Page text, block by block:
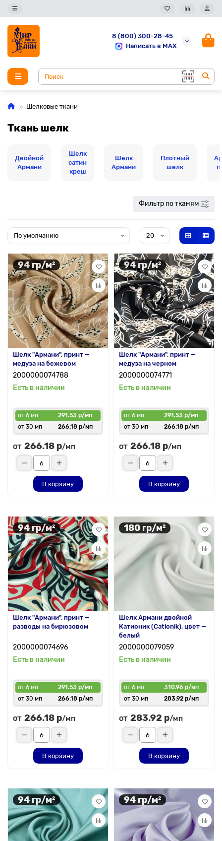
8 (800) 300-28-45
Написать в MAX
Шелковые ткани
Ткань шелк
Двойной
Армани
Шелк
сатин
креш
Шелк
Армани
Плотный
шелк
Фильтр по тканям
94 гр/м²
Шелк "Армани", принт —
медуза на бежевом
2000000074788
Есть в наличии
от 6 мп
291.53 р/мп
от 30 мп
266.18 р/мп
от 266.18 р/мп
В корзину
94 гр/м²
Шелк "Армани", принт —
медуза на черном
2000000074771
Есть в наличии
от 6 мп
291.53 р/мп
от 30 мп
266.18 р/мп
от 266.18 р/мп
В корзину
94 гр/м²
Шелк "Армани", принт —
разводы на бирюзовом
2000000074696
Есть в наличии
от 6 мп
291.53 р/мп
от 30 мп
266.18 р/мп
от 266.18 р/мп
В корзину
180 гр/м²
Шелк Армани двойной
Катионик (Cationik), цвет —
белый
2000000079059
Есть в наличии
от 6 мп
310.96 р/мп
от 30 мп
283.92 р/мп
от 283.92 р/мп
В корзину
94 гр/м² 94 гр/м²